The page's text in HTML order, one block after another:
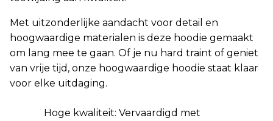
Met uitzonderlijke aandacht voor detail en
hoogwaardige materialen is deze hoodie gemaakt
om lang mee te gaan. Of je nu hard traint of geniet
van vrije tijd, onze hoogwaardige hoodie staat klaar
voor elke uitdaging.
Hoge kwaliteit: Vervaardigd met